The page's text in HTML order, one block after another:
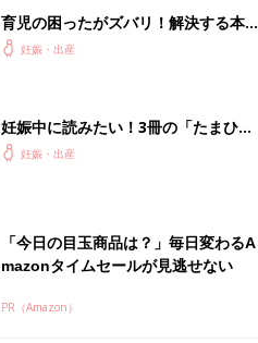
育児の困ったがズバリ！解決する本
『ひよこクラブ 秋号』 4カ月～2才
妊娠・出産
妊娠中に読みたい！3冊の「たまひ
よ」妊娠・出産
「今日の目玉商品は？」毎日変わるA
mazonタイムセールが見逃せない
PR（Amazon）